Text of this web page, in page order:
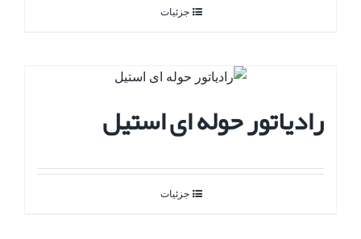
جزئیات
رادیاتور حوله ای استیل
جزئیات